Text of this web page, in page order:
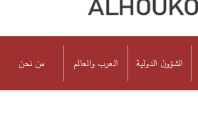
الشؤون الدولية العرب والعالم من نحن